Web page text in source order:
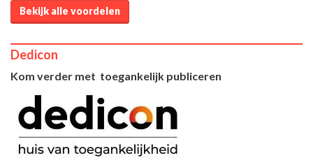
Bekijk alle voordelen
Dedicon
Kom verder met toegankelijk publiceren